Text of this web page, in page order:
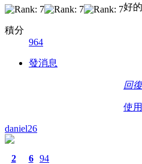
積分
964
發消息
好
回復
使
daniel26
2 6 94